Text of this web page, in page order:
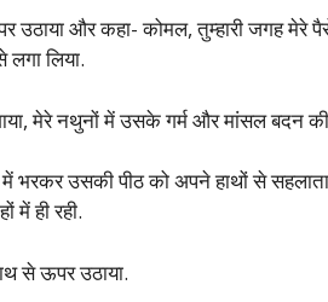
और कहा- कोमल, तुम्हारी जगह मेरे
लिया.
मेरे नथुनों में उसके गर्म और मांसल बदन
भरकर उसकी पीठ को अपने हाथों से सहलाता
में ही रही.
से ऊपर उठाया.